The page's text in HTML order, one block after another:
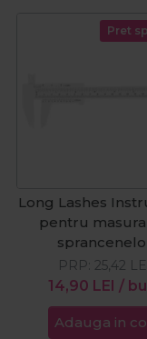
Pret
Long Lashes
pentru
14,90 LEI /
PRP: 25,42
Adauga in